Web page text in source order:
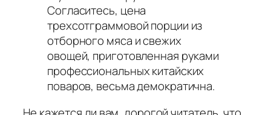
Согласитесь, цена
трехсотграммовой порции из
отборного мяса и свежих
овощей, приготовленная руками
профессиональных китайских
поваров, весьма демократична.